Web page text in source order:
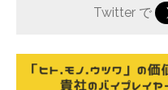
Twitter で